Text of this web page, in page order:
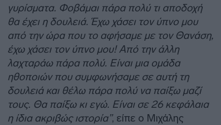
γυρίσματα. Φοβάμαι πάρα πολύ τι αποδοχή
θα έχει η δουλειά. Έχω χάσει τον ύπνο μου
από την ώρα που το αφήσαμε με τον Θανάση,
έχω χάσει τον ύπνο μου! Από την άλλη
λαχταράω πάρα πολύ. Είναι μια ομάδα
ηθοποιών που συμφωνήσαμε σε αυτή τη
δουλειά και θέλω πάρα πολύ να παίξω μαζί
τους. Θα παίξω κι εγώ. Είναι σε 26 κεφάλαια
η ίδια ακριβώς ιστορία”, είπε ο Μιχάλης